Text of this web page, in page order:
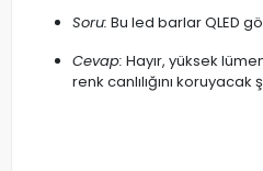
Soru: Bu led barlar QLED
Cevap: Hayır, yüksek
renk canlılığını